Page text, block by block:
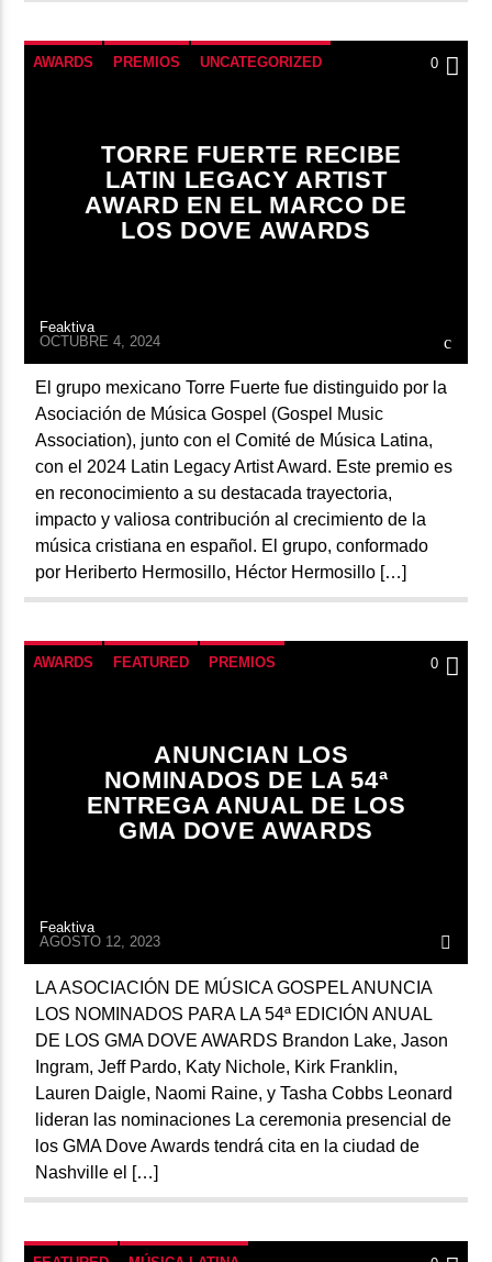
AWARDS PREMIOS UNCATEGORIZED 0
TORRE FUERTE RECIBE
LATIN LEGACY ARTIST
AWARD EN EL MARCO DE
LOS DOVE AWARDS
Feaktiva
OCTUBRE 4, 2024
El grupo mexicano Torre Fuerte fue distinguido por la
Asociación de Música Gospel (Gospel Music
Association), junto con el Comité de Música Latina,
con el 2024 Latin Legacy Artist Award. Este premio es
en reconocimiento a su destacada trayectoria,
impacto y valiosa contribución al crecimiento de la
música cristiana en español. El grupo, conformado
por Heriberto Hermosillo, Héctor Hermosillo […]
AWARDS FEATURED PREMIOS 0
ANUNCIAN LOS
NOMINADOS DE LA 54ª
ENTREGA ANUAL DE LOS
GMA DOVE AWARDS
Feaktiva
AGOSTO 12, 2023
LA ASOCIACIÓN DE MÚSICA GOSPEL ANUNCIA
LOS NOMINADOS PARA LA 54ª EDICIÓN ANUAL
DE LOS GMA DOVE AWARDS Brandon Lake, Jason
Ingram, Jeff Pardo, Katy Nichole, Kirk Franklin,
Lauren Daigle, Naomi Raine, y Tasha Cobbs Leonard
lideran las nominaciones La ceremonia presencial de
los GMA Dove Awards tendrá cita en la ciudad de
Nashville el […]